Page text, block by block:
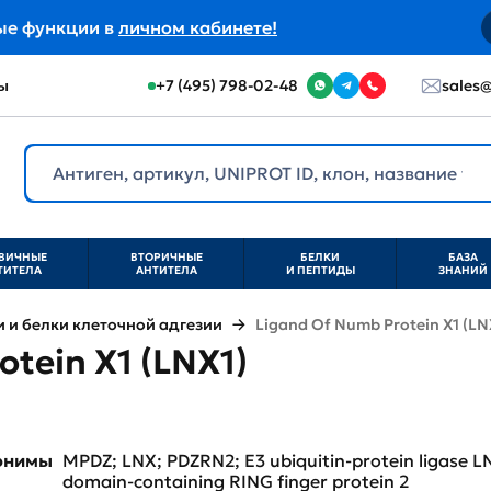
функции вличном кабинете!
+7 (495) 798-02-48
ВТОРИЧНЫЕ
АНТИТЕЛА
БЕЛКИ
И ПЕПТИДЫ
БАЗА
ЗНАНИЙ
белки клеточной адгезии Ligand Of Numb Protein X1
X1 (LNX1)
MPDZ; LNX; PDZRN2; E3 ubiquitin-protein ligase
domain-containing RING finger protein 2